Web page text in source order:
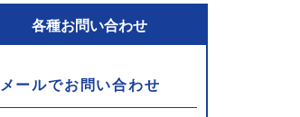
各種お問い合わせ
メールでお問い合わせ